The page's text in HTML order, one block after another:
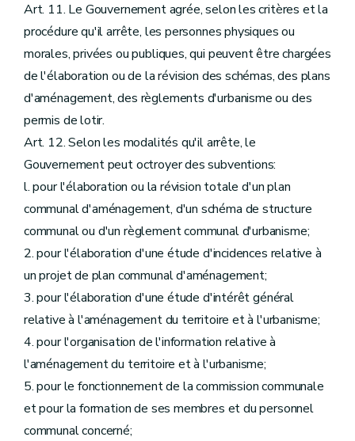
Art. 11. Le Gouvernement agrée, selon les critères et la
procédure qu'il arrête, les personnes physiques ou
morales, privées ou publiques, qui peuvent être chargées
de l'élaboration ou de la révision des schémas, des plans
d'aménagement, des règlements d'urbanisme ou des
permis de lotir.
Art. 12. Selon les modalités qu'il arrête, le
Gouvernement peut octroyer des subventions:
l. pour l'élaboration ou la révision totale d'un plan
communal d'aménagement, d'un schéma de structure
communal ou d'un règlement communal d'urbanisme;
2. pour l'élaboration d'une étude d'incidences relative à
un projet de plan communal d'aménagement;
3. pour l'élaboration d'une étude d'intérêt général
relative à l'aménagement du territoire et à l'urbanisme;
4. pour l'organisation de l'information relative à
l'aménagement du territoire et à l'urbanisme;
5. pour le fonctionnement de la commission communale
et pour la formation de ses membres et du personnel
communal concerné;